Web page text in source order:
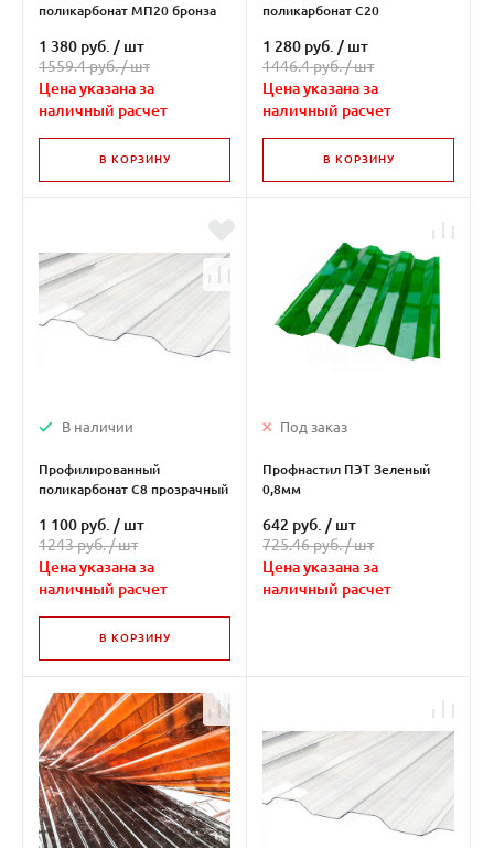
поликарбонат МП20 бронза
1 380 руб. / шт
1559.4 руб. /шт
Цена указана за
наличный расчет
В КОРЗИНУ
поликарбонат С20
1 280 руб. / шт
1446.4 руб. /шт
Цена указана за
наличный расчет
В КОРЗИНУ
В наличии
Профилированный
поликарбонат С8 прозрачный
1 100 руб. / шт
1243 руб. /шт
Цена указана за
наличный расчет
В КОРЗИНУ
Под заказ
Профнастил ПЭТ Зеленый
0,8мм
642 руб. / шт
725.46 руб. /шт
Цена указана за
наличный расчет